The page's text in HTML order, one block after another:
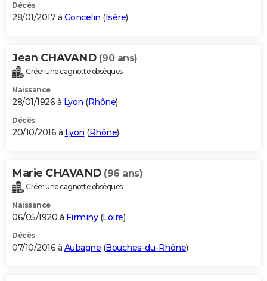
Décès
28/01/2017 à Goncelin (Isère)
Jean CHAVAND (90 ans)
Créer une cagnotte obsèques
Naissance
28/01/1926 à Lyon (Rhône)
Décès
20/10/2016 à Lyon (Rhône)
Marie CHAVAND (96 ans)
Créer une cagnotte obsèques
Naissance
06/05/1920 à Firminy(Loire)
Décès
07/10/2016 à Aubagne (Bouches-du-Rhône)